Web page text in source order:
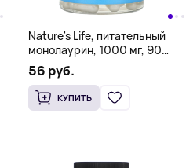
Nature's Life, питательный
монолаурин, 1000 мг, 90
капсул (500 мг в 1 капсуле)
56 руб.
КУПИТЬ